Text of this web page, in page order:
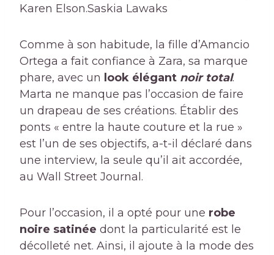
Karen Elson.Saskia Lawaks
Comme à son habitude, la fille d’Amancio
Ortega a fait confiance à Zara, sa marque
phare, avec un look élégant noir total.
Marta ne manque pas l’occasion de faire
un drapeau de ses créations. Établir des
ponts « entre la haute couture et la rue »
est l’un de ses objectifs, a-t-il déclaré dans
une interview, la seule qu’il ait accordée,
au Wall Street Journal.
Pour l’occasion, il a opté pour une robe
noire satinée dont la particularité est le
décolleté net. Ainsi, il ajoute à la mode des